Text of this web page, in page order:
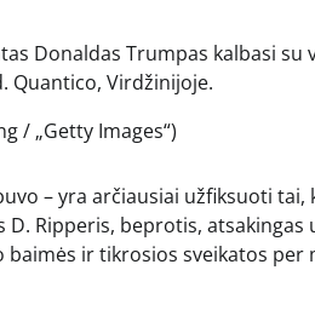
Donaldas Trumpas kalbasi su
Quantico, Virdžinijoje.
/ „Getty Images“)
– yra arčiausiai užfiksuoti tai,
D. Ripperis, beprotis,
ir tikrosios sveikatos per